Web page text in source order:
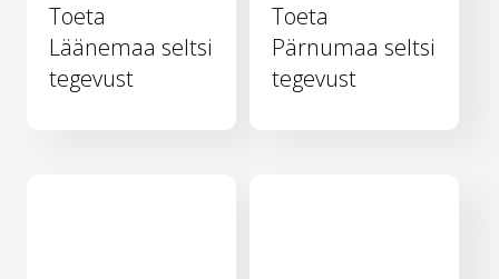
Toeta
Läänemaa seltsi
tegevust
Toeta
Pärnumaa seltsi
tegevust